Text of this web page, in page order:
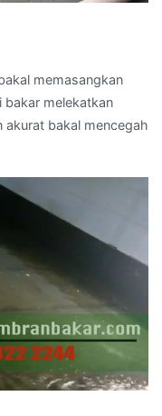
memasangkan
bakar melekatkan
akurat bakal mencegah